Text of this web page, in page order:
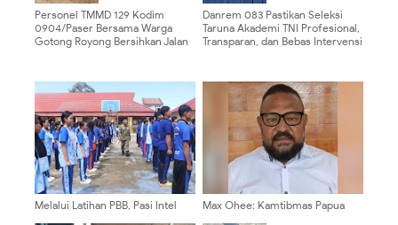
Personel TMMD 129 Kodim
0904/Paser Bersama Warga
Gotong Royong Bersihkan Jalan
Danrem 083 Pastikan Seleksi
Taruna Akademi TNI Profesional,
Transparan, dan Bebas Intervensi
Melalui Latihan PBB, Pasi Intel
Max Ohee: Kamtibmas Papua